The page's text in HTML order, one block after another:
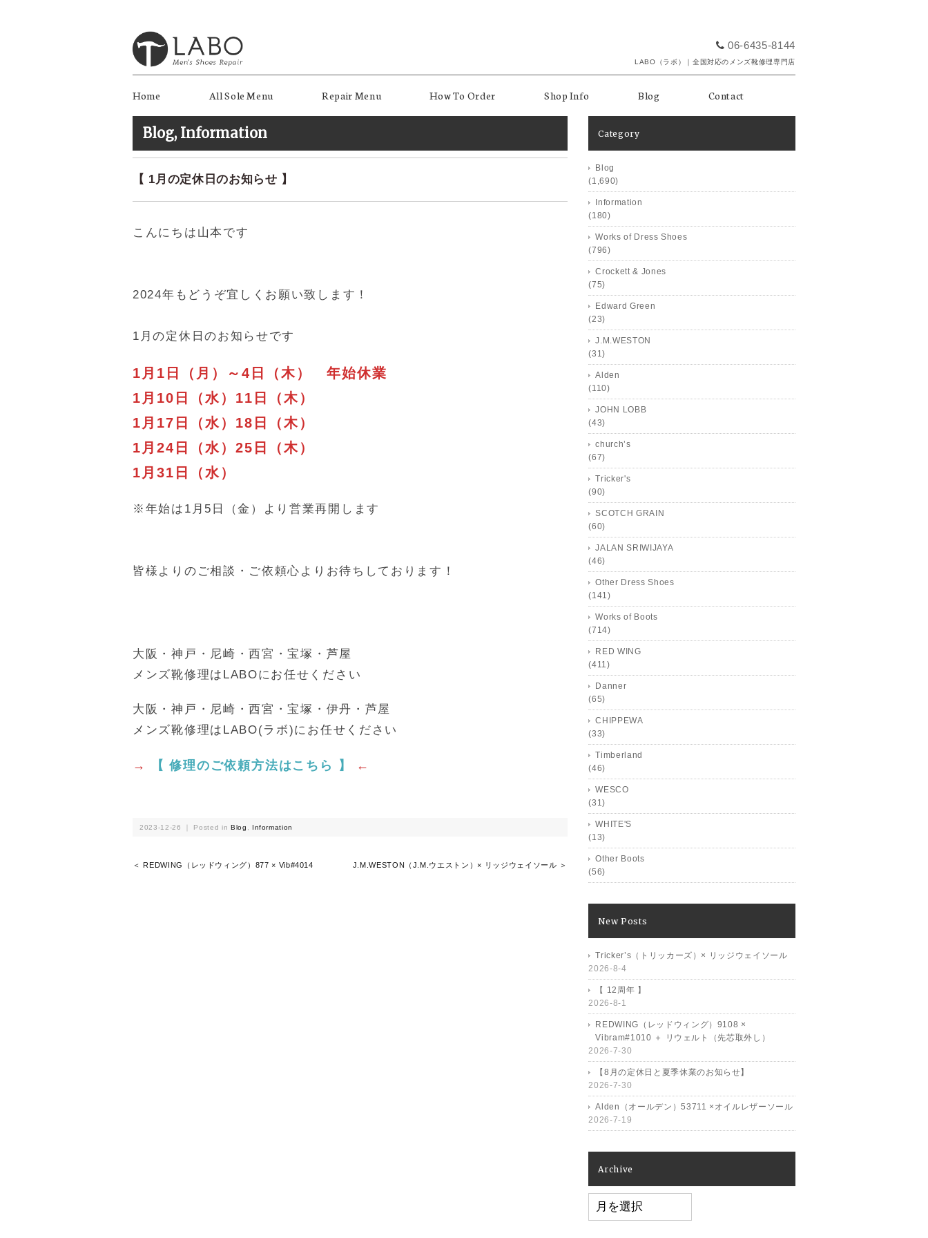
06-6435-8144
LABO（ラボ）｜全国対応のメンズ靴修理専門店
Home All Sole Menu Repair Menu How To Order Shop Info Blog Contact
Blog, Information
【 1月の定休日のお知らせ 】
こんにちは山本です
2024年もどうぞ宜しくお願い致します！
1月の定休日のお知らせです
1月1日（月）～4日（木） 年始休業
1月10日（水）11日（木）
1月17日（水）18日（木）
1月24日（水）25日（木）
1月31日（水）
※年始は1月5日（金）より営業再開します
皆様よりのご相談・ご依頼心よりお待ちしております！
大阪・神戸・尼崎・西宮・宝塚・芦屋
メンズ靴修理はLABOにお任せください
大阪・神戸・尼崎・西宮・宝塚・伊丹・芦屋
メンズ靴修理はLABO(ラボ)にお任せください
→ 【 修理のご依頼方法はこちら 】 ←
2023-12-26 ｜ Posted in Blog , Information
＜ REDWING（レッドウィング）877 × Vib#4014 J.M.WESTON（J.M.ウエストン）× リッジウェイソール ＞
Category
Blog
(1,690)
Information
(180)
Works of Dress Shoes
(796)
Crockett & Jones
(75)
Edward Green
(23)
J.M.WESTON
(31)
Alden
(110)
JOHN LOBB
(43)
church’s
(67)
Tricker's
(90)
SCOTCH GRAIN
(60)
JALAN SRIWIJAYA
(46)
Other Dress Shoes
(141)
Works of Boots
(714)
RED WING
(411)
Danner
(65)
CHIPPEWA
(33)
Timberland
(46)
WESCO
(31)
WHITE'S
(13)
Other Boots
(56)
New Posts
Tricker’s（トリッカーズ）× リッジウェイソール
2026-8-4
【 12周年 】
2026-8-1
REDWING（レッドウィング）9108 ×
Vibram#1010 ＋ リウェルト（先芯取外し）
2026-7-30
【8月の定休日と夏季休業のお知らせ】
2026-7-30
Alden（オールデン）53711 ×オイルレザーソール
2026-7-19
Archive
Archive